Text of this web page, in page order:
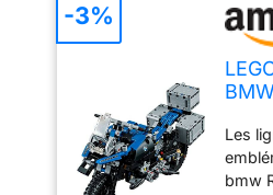
Les
bmw
-3%